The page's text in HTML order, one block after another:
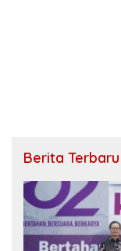
Berita Terbaru